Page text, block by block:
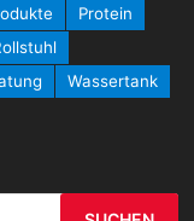
Protein
Wassertank